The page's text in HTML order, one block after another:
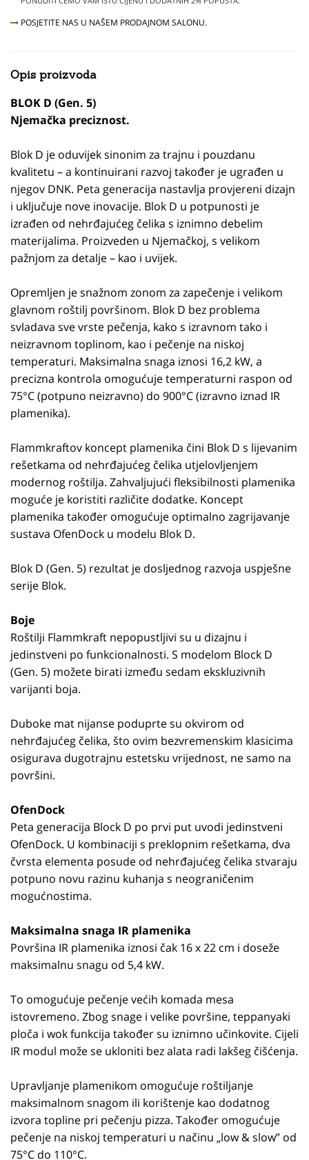
POSJETITE NAS U NAŠEM PRODAJNOM SALONU.
Opis proizvoda
BLOK D (Gen. 5)
Njemačka preciznost.
Blok D je oduvijek sinonim za trajnu i pouzdanu
kvalitetu – a kontinuirani razvoj također je ugrađen u
njegov DNK. Peta generacija nastavlja provjereni dizajn
i uključuje nove inovacije. Blok D u potpunosti je
izrađen od nehrđajućeg čelika s iznimno debelim
materijalima. Proizveden u Njemačkoj, s velikom
pažnjom za detalje – kao i uvijek.
Opremljen je snažnom zonom za zapečenje i velikom
glavnom roštilj površinom. Blok D bez problema
svladava sve vrste pečenja, kako s izravnom tako i
neizravnom toplinom, kao i pečenje na niskoj
temperaturi. Maksimalna snaga iznosi 16,2 kW, a
precizna kontrola omogućuje temperaturni raspon od
75°C (potpuno neizravno) do 900°C (izravno iznad IR
plamenika).
Flammkraftov koncept plamenika čini Blok D s lijevanim
rešetkama od nehrđajućeg čelika utjelovljenjem
modernog roštilja. Zahvaljujući fleksibilnosti plamenika
moguće je koristiti različite dodatke. Koncept
plamenika također omogućuje optimalno zagrijavanje
sustava OfenDock u modelu Blok D.
Blok D (Gen. 5) rezultat je dosljednog razvoja uspješne
serije Blok.
Boje
Roštilji Flammkraft nepopustljivi su u dizajnu i
jedinstveni po funkcionalnosti. S modelom Block D
(Gen. 5) možete birati između sedam ekskluzivnih
varijanti boja.
Duboke mat nijanse poduprte su okvirom od
nehrđajućeg čelika, što ovim bezvremenskim klasicima
osigurava dugotrajnu estetsku vrijednost, ne samo na
površini.
OfenDock
Peta generacija Block D po prvi put uvodi jedinstveni
OfenDock. U kombinaciji s preklopnim rešetkama, dva
čvrsta elementa posude od nehrđajućeg čelika stvaraju
potpuno novu razinu kuhanja s neograničenim
mogućnostima.
Maksimalna snaga IR plamenika
Površina IR plamenika iznosi čak 16 x 22 cm i doseže
maksimalnu snagu od 5,4 kW.
To omogućuje pečenje većih komada mesa
istovremeno. Zbog snage i velike površine, teppanyaki
ploča i wok funkcija također su iznimno učinkovite. Cijeli
IR modul može se ukloniti bez alata radi lakšeg čišćenja.
Upravljanje plamenikom omogućuje roštiljanje
maksimalnom snagom ili korištenje kao dodatnog
izvora topline pri pečenju pizza. Također omogućuje
pečenje na niskoj temperaturi u načinu „low & slow” od
75°C do 110°C.